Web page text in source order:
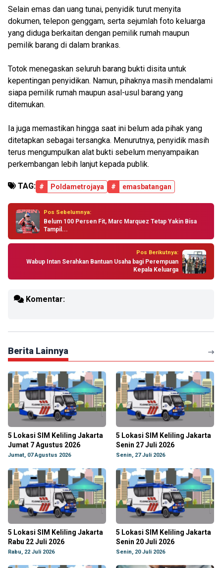
Selain emas dan uang tunai, penyidik turut menyita
dokumen, telepon genggam, serta sejumlah foto keluarga
yang diduga berkaitan dengan pemilik rumah maupun
pemilik barang di dalam brankas.
Totok menegaskan seluruh barang bukti disita untuk
kepentingan penyidikan. Namun, pihaknya masih mendalami
siapa pemilik rumah maupun asal-usul barang yang
ditemukan.
Ia juga memastikan hingga saat ini belum ada pihak yang
ditetapkan sebagai tersangka. Menurutnya, penyidik masih
terus mengumpulkan alat bukti sebelum menyampaikan
perkembangan lebih lanjut kepada publik.
TAG: # Poldametrojaya # emasbatangan
Pos Sebelumnya:
Belum 100 Persen Fit, Marc Marquez Tetap Yakin Bisa
Tampil...
Pos Berikutnya:
Wabup Intan Serahkan Bantuan Usaha bagi Perempuan
Kepala Keluarga
Komentar:
Berita Lainnya
5 Lokasi SIM Keliling Jakarta
Jumat 7 Agustus 2026
Jumat, 07 Agustus 2026
5 Lokasi SIM Keliling Jakarta
Senin 27 Juli 2026
Senin, 27 Juli 2026
5 Lokasi SIM Keliling Jakarta
Rabu 22 Juli 2026
Rabu, 22 Juli 2026
5 Lokasi SIM Keliling Jakarta
Senin 20 Juli 2026
Senin, 20 Juli 2026